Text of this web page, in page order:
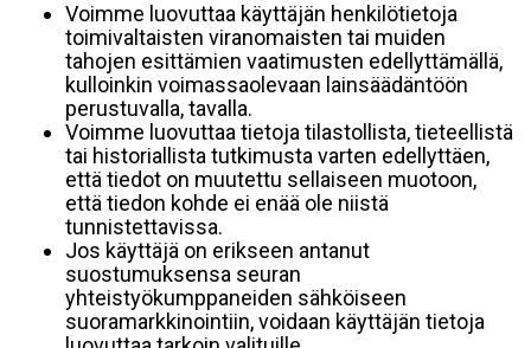
Voimme luovuttaa käyttäjän henkilötietoja
toimivaltaisten viranomaisten tai muiden
tahojen esittämien vaatimusten edellyttämällä,
kulloinkin voimassaolevaan lainsäädäntöön
perustuvalla, tavalla.
Voimme luovuttaa tietoja tilastollista, tieteellistä
tai historiallista tutkimusta varten edellyttäen,
että tiedot on muutettu sellaiseen muotoon,
että tiedon kohde ei enää ole niistä
tunnistettavissa.
Jos käyttäjä on erikseen antanut
suostumuksensa seuran
yhteistyökumppaneiden sähköiseen
suoramarkkinointiin, voidaan käyttäjän tietoja